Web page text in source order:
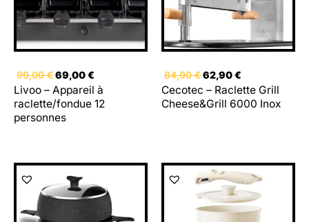
99,00€69,00€
Livoo – Appareil à
raclette/fondue 12
personnes
84,90€62,90€
Cecotec – Raclette Grill
Cheese&Grill 6000 Inox
Le
prix
initial
était :
Le
actuel
est :
69,99 €.
Le
prix
initial
était :
56,99 €.
Le
prix
actuel
est :
55,99 €.